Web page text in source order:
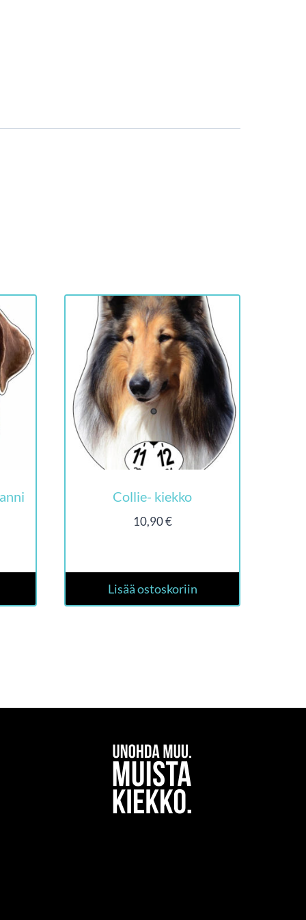
Collie- kiekko
10,90€
Lisää ostoskoriin